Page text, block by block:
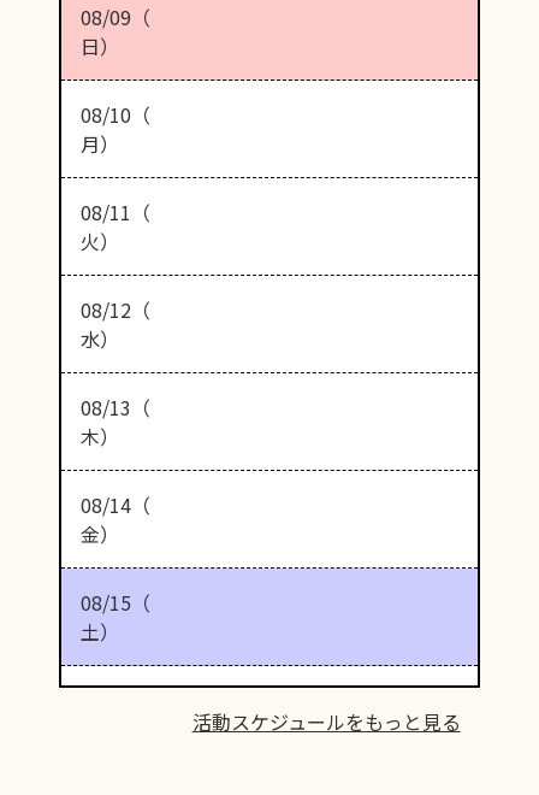
08/09（
日）
08/10（
月）
08/11（
火）
08/12（
水）
08/13（
木）
08/14（
金）
08/15（
土）
活動スケジュールをもっと見る